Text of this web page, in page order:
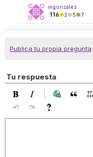
mgonzalez
116●2●5●7
Publica tu propia pregunta
Tu respuesta